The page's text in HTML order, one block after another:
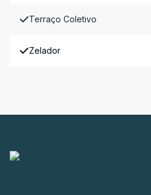
Terraço Coletivo
Zelador